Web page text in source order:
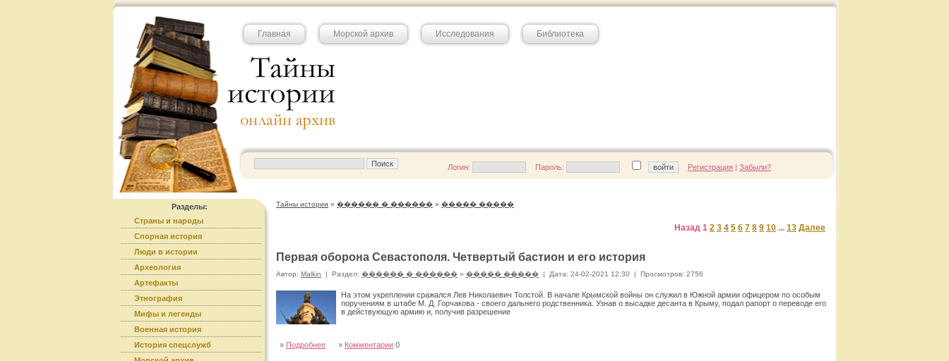
Главная Морской архив Исследования Библиотека
Логин: Пароль: Регистрация | Забыли?
Разделы:
Страны и народы
Спорная история
Люди в истории
Археология
Артефакты
Этнография
Мифы и легенды
Военная история
История спецслужб
Тайны истории » ������ � ������ » ����� �����
Назад 1 2 3 4 5 6 7 8 9 10 ... 13 Далее
Первая оборона Севастополя. Четвертый бастион и его история
Автор: Malkin | Раздел: ������ � ������ » ����� ����� | Дата: 24-02-2021 12:30 | Просмотров: 2756
На этом укреплении сражался Лев Николаевич Толстой. В начале Крымской войны он служил в Южной армии офицером по особым
поручениям в штабе М. Д. Горчакова - своего дальнего родственника. Узнав о высадке десанта в Крыму, подал рапорт о переводе его
в действующую армию и, получив разрешение
» Подробнее » Комментарии 0